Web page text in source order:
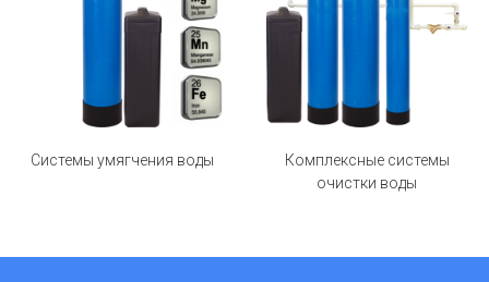
Системы умягчения воды
Комплексные системы
очистки воды